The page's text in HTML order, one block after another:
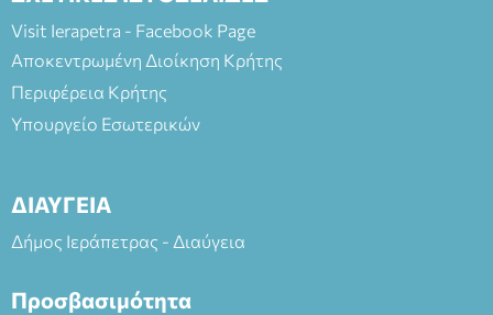
Visit Ierapetra - Facebook Page
Αποκεντρωμένη Διοίκηση Κρήτης
Περιφέρεια Κρήτης
Υπουργείο Εσωτερικών
ΔΙΑΥΓΕΙΑ
Δήμος Ιεράπετρας - Διαύγεια
Προσβασιμότητα